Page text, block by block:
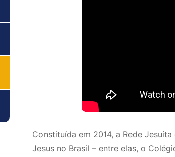
Constituída em 2014, a Rede
Jesus no Brasil – entre elas, o